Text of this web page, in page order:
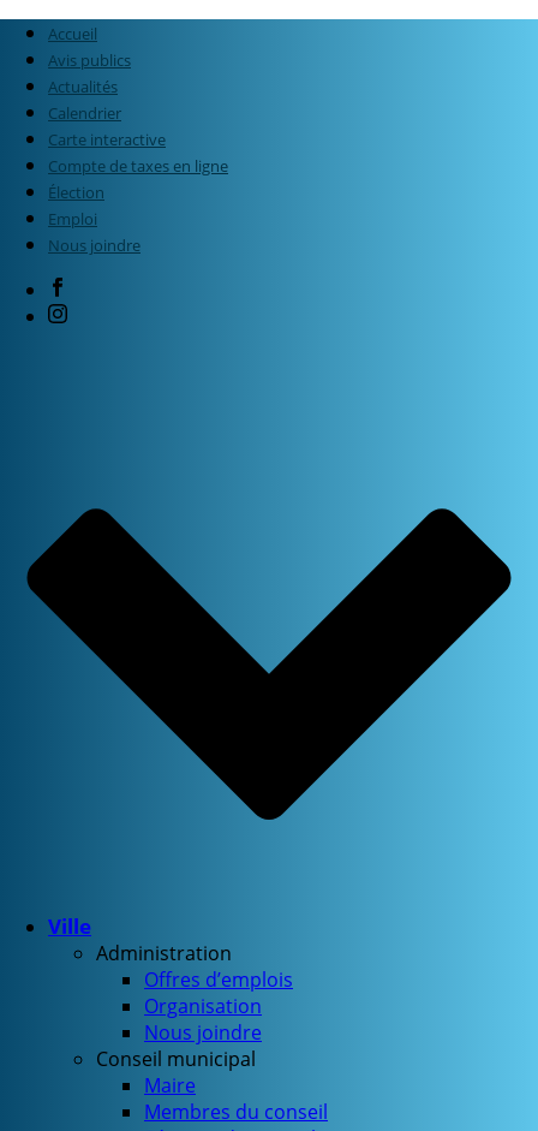
Accueil
Avis publics
Actualités
Calendrier
Carte interactive
Compte de taxes en ligne
Élection
Emploi
Nous joindre
Ville
Administration
Offres d’emplois
Organisation
Nous joindre
Conseil municipal
Maire
Membres du conseil